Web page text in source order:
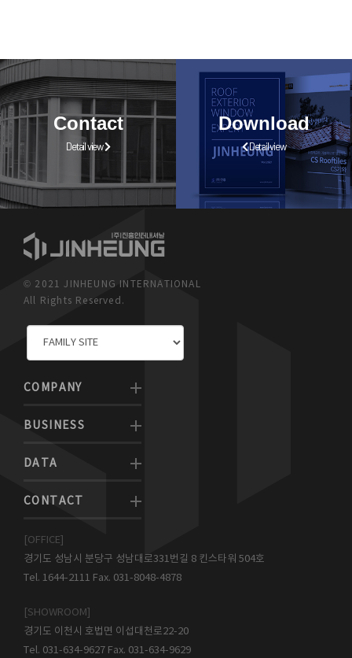
Contact
Detail view
Download
Detail view
© 2021 JINHEUNG INTERNATIONAL
All Rights Reserved.
COMPANY
BUSINESS
DATA
CONTACT
[OFFICE]
경기도 성남시 분당구 성남대로331번길 8 킨스타워 504호
Tel. 1644-2111 Fax. 031-8048-4878
[SHOWROOM]
경기도 이천시 호법면 이섭대천로22-20
Tel. 031-634-9627 Fax. 031-634-9629